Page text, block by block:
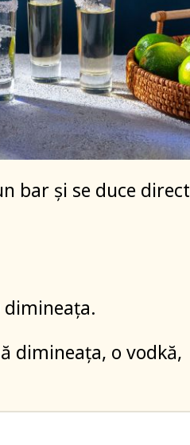
bar și se duce direct
dimineața.
dimineața, o vodkă,